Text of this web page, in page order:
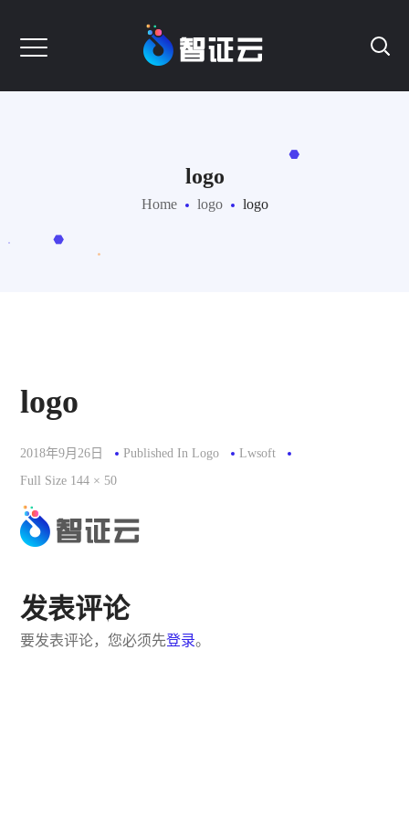
logo
Home logo logo
logo
2018年9月26日 Published InLogo
Lwsoft
Full
Size
Full Size 144 × 50
发表评论
要发表评论，您必须先登录。